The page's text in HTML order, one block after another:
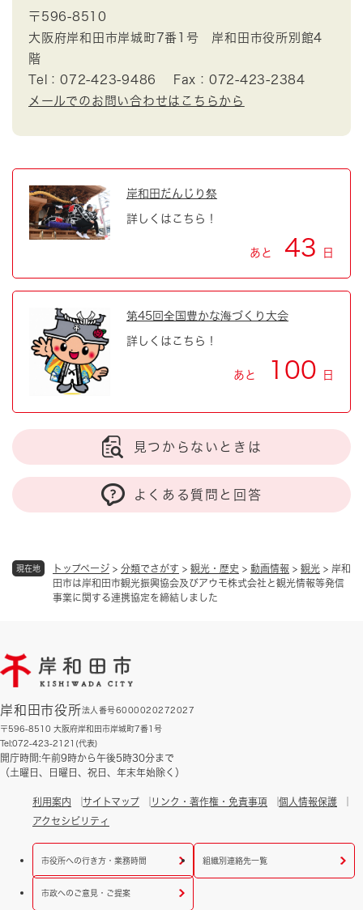
現在地 トップページ > 分類でさがす > 観光・歴史 > 動画情報 > 観光 > 岸和
田市は岸和田市観光振興協会及びアウモ株式会社と観光情報等発信
事業に関する連携協定を締結しました
〒596-8510
大阪府岸和田市岸城町7番1号 岸和田市役所別館4
階
Tel：072-423-9486
Fax：072-423-2384
メールでのお問い合わせはこちらから
岸和田だんじり祭
詳しくはこちら！
あと 43 日
第45回全国豊かな海づくり大会
詳しくはこちら！
あと 100 日
見つからないときは
よくある質問と回答
岸和田市役所法人番号6000020272027
〒596-8510 大阪府岸和田市岸城町7番1号
Tel:072-423-2121(代表)
開庁時間:午前9時から午後5時30分まで
（土曜日、日曜日、祝日、年末年始除く）
利用案内 サイトマップ リンク・著作権・免責事項
個人情報保護
アクセシビリティ
市役所への行き方・業務時間 組織別連絡先一覧
市政へのご意見・ご提案